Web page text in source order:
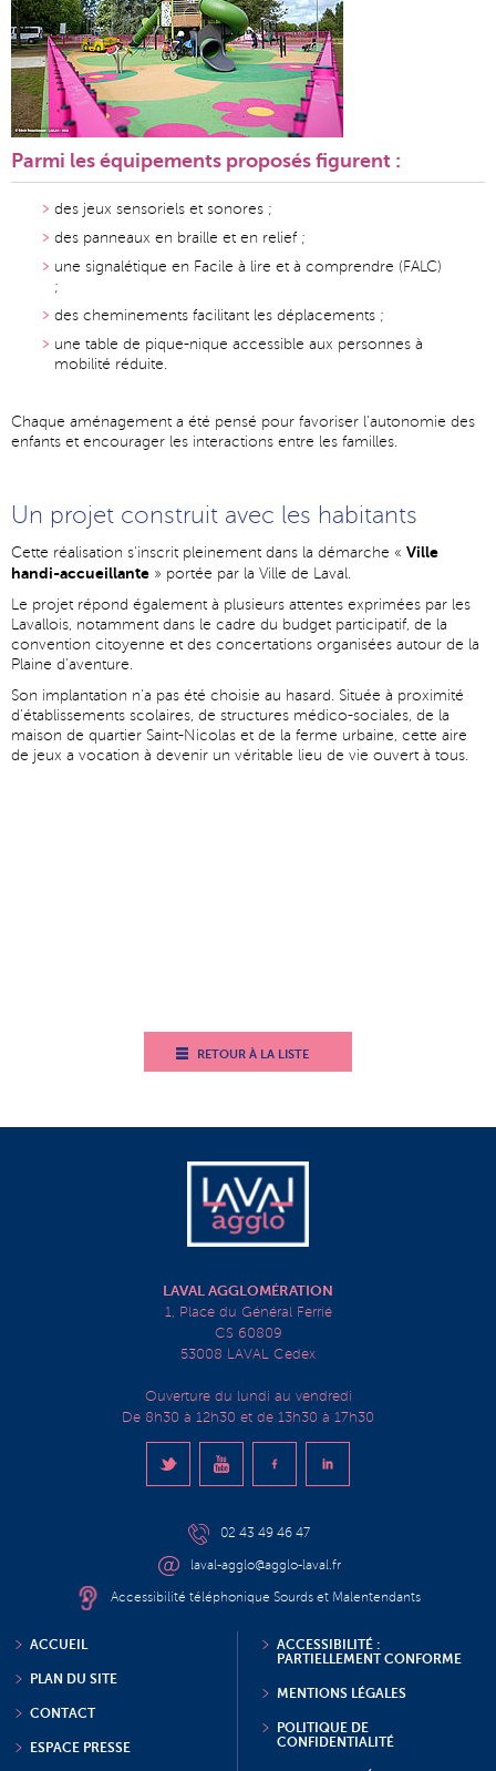
Parmi les équipements proposés figurent :
des jeux sensoriels et sonores ;
des panneaux en braille et en relief ;
une signalétique en Facile à lire et à comprendre (FALC)
;
des cheminements facilitant les déplacements ;
une table de pique-nique accessible aux personnes à
mobilité réduite.
Chaque aménagement a été pensé pour favoriser l'autonomie des
enfants et encourager les interactions entre les familles.
Un projet construit avec les habitants
Cette réalisation s'inscrit pleinement dans la démarche « Ville
handi-accueillante » portée par la Ville de Laval.
Le projet répond également à plusieurs attentes exprimées par les
Lavallois, notamment dans le cadre du budget participatif, de la
convention citoyenne et des concertations organisées autour de la
Plaine d'aventure.
Son implantation n'a pas été choisie au hasard. Située à proximité
d'établissements scolaires, de structures médico-sociales, de la
maison de quartier Saint-Nicolas et de la ferme urbaine, cette aire
de jeux a vocation à devenir un véritable lieu de vie ouvert à tous.
RETOUR À LA LISTE
LAVAL AGGLOMÉRATION
1, Place du Général Ferrié
CS 60809
53008 LAVAL Cedex
Ouverture du lundi au vendredi
De 8h30 à 12h30 et de 13h30 à 17h30
02 43 49 46 47
laval-agglo@agglo-laval.fr
Accessibilité téléphonique Sourds et Malentendants
ACCUEIL
PLAN DU SITE
CONTACT
ESPACE PRESSE
ACCESSIBILITÉ :
PARTIELLEMENT CONFORME
MENTIONS LÉGALES
POLITIQUE DE
CONFIDENTIALITÉ